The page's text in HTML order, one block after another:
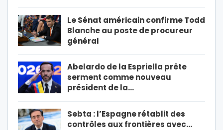
Le Sénat américain confirme Todd
Blanche au poste de procureur
général
Abelardo de la Espriella prête
serment comme nouveau
président de la…
Sebta : l’Espagne rétablit des
contrôles aux frontières avec…